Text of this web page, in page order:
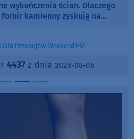
wykończenia ścian. Dlaczego
i fornir kamienny zyskują na
Lista Przebojów Weekend FM
4437 z dnia 2026-08-06